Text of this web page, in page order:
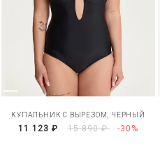
КУПАЛЬНИК С ВЫРЕЗОМ, ЧЕРНЫЙ
11 123 ₽ 15 890 ₽ -30%